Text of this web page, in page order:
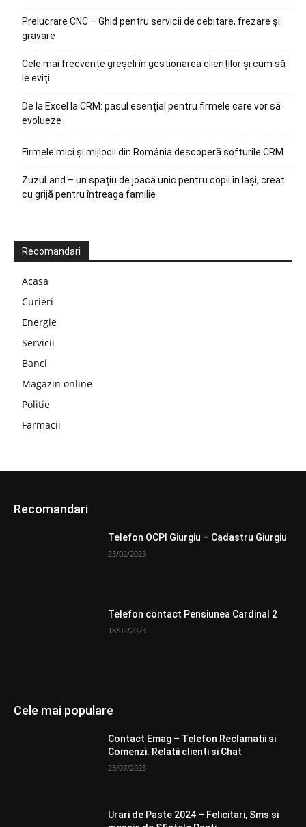
Prelucrare CNC – Ghid pentru servicii de debitare, frezare și
gravare
Cele mai frecvente greșeli în gestionarea clienților și cum să
le eviți
De la Excel la CRM: pasul esențial pentru firmele care vor să
evolueze
Firmele mici și mijlocii din România descoperă softurile CRM
ZuzuLand – un spațiu de joacă unic pentru copii în Iași, creat
cu grijă pentru întreaga familie
Recomandari
Acasa
Curieri
Energie
Servicii
Banci
Magazin online
Politie
Farmacii
Recomandari
Telefon OCPI Giurgiu – Cadastru Giurgiu
25/02/2023
Telefon contact Pensiunea Cardinal 2
18/02/2023
Cele mai populare
Contact Emag – Telefon Reclamatii si
Comenzi. Relatii clienti si Chat
25/07/2023
Urari de Paste 2024 – Felicitari, Sms si